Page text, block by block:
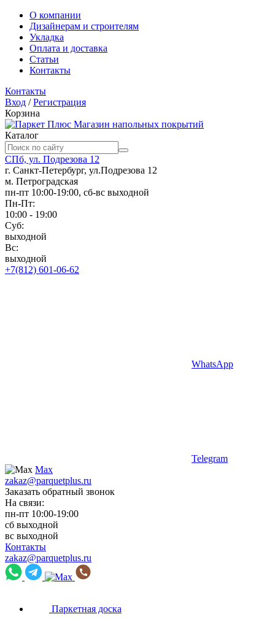
О компании
Дизайнерам и строителям
Укладка
Оплата и доставка
Статьи
Контакты
Контакты
Вход /Регистрация
Корзина
Магазин напольных покрытий
Каталог
СПб, ул. Подрезова 12
г. Санкт-Петербург, ул.Подрезова 12
м. Петроградская
пн-пт 10:00-19:00, сб-вс выходной
Пн-Пт:
10:00 - 19:00
Суб:
выходной
Вс:
выходной
+7(812) 601-06-62
WhatsApp
Telegram
Max
zakaz@parquetplus.ru
Заказать обратный звонок
На связи:
пн-пт 10:00-19:00
сб выходной
вс выходной
Контакты
zakaz@parquetplus.ru
Паркетная доска